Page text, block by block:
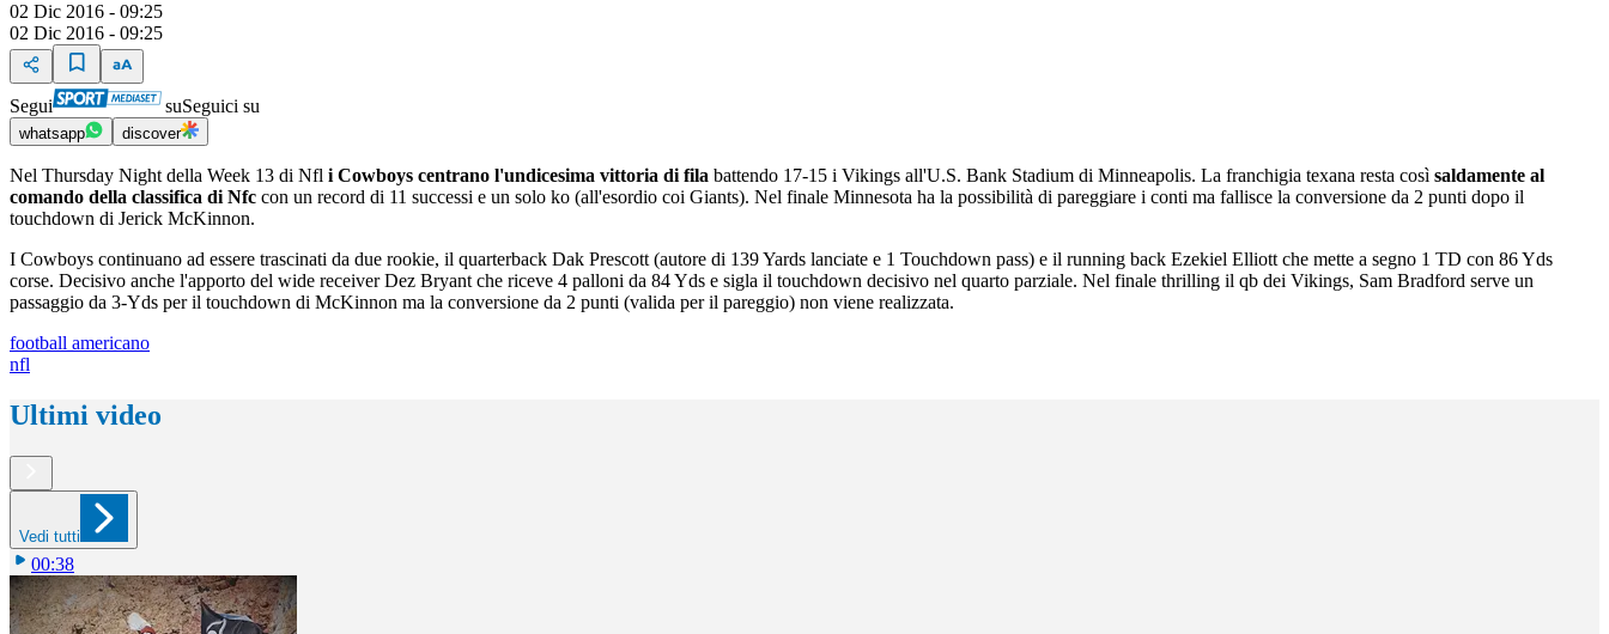
02 Dic 2016 - 09:25
02 Dic 2016 - 09:25
Segui suSeguici su
whatsapp discover
Nel Thursday Night della Week 13 di Nfl i Cowboys centrano l'undicesima vittoria di fila battendo 17-15 i Vikings all'U.S. Bank Stadium di Minneapolis. La franchigia texana resta così saldamente al
comando della classifica di Nfc con un record di 11 successi e un solo ko (all'esordio coi Giants). Nel finale Minnesota ha la possibilità di pareggiare i conti ma fallisce la conversione da 2 punti dopo il
touchdown di Jerick McKinnon.
I Cowboys continuano ad essere trascinati da due rookie, il quarterback Dak Prescott (autore di 139 Yards lanciate e 1 Touchdown pass) e il running back Ezekiel Elliott che mette a segno 1 TD con 86 Yds
corse. Decisivo anche l'apporto del wide receiver Dez Bryant che riceve 4 palloni da 84 Yds e sigla il touchdown decisivo nel quarto parziale. Nel finale thrilling il qb dei Vikings, Sam Bradford serve un
passaggio da 3-Yds per il touchdown di McKinnon ma la conversione da 2 punti (valida per il pareggio) non viene realizzata.
football americano
nfl
Ultimi video
Vedi tutti
00:38